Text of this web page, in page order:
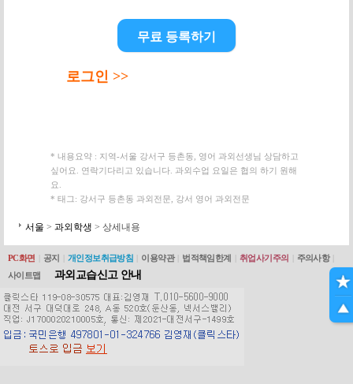
무료 등록하기
로그인 >>
* 내용요약 : 지역-서울 강서구 등촌동, 영어 과외선생님 상담하고
싶어요. 연락기다리고 있습니다. 과외수업 요일은 협의 하기 원해
요.
* 태그: 강서구 등촌동 과외전문, 강서 영어 과외전문
서울 > 과외학생 > 상세내용
PC화면 공지 개인정보취급방침 이용약관 법적책임한계 취업사기주의 주의사항
사이트맵
과외교습신고 안내